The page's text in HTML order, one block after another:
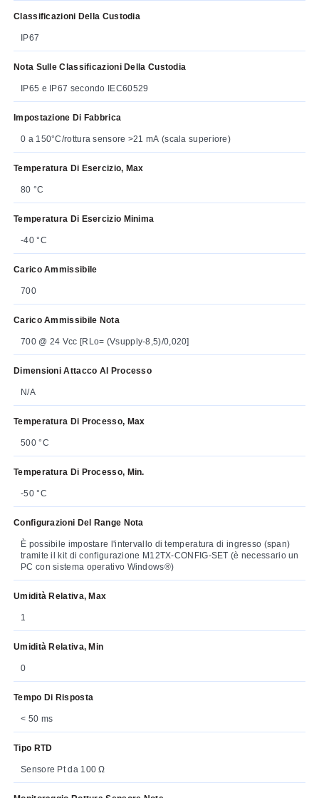
Classificazioni Della Custodia
IP67
Nota Sulle Classificazioni Della Custodia
IP65 e IP67 secondo IEC60529
Impostazione Di Fabbrica
0 a 150°C/rottura sensore >21 mA (scala superiore)
Temperatura Di Esercizio, Max
80 °C
Temperatura Di Esercizio Minima
-40 °C
Carico Ammissibile
700
Carico Ammissibile Nota
700 @ 24 Vcc [RLo= (Vsupply-8,5)/0,020]
Dimensioni Attacco Al Processo
N/A
Temperatura Di Processo, Max
500 °C
Temperatura Di Processo, Min.
-50 °C
Configurazioni Del Range Nota
È possibile impostare l'intervallo di temperatura di ingresso (span)
tramite il kit di configurazione M12TX-CONFIG-SET (è necessario un
PC con sistema operativo Windows®)
Umidità Relativa, Max
1
Umidità Relativa, Min
0
Tempo Di Risposta
< 50 ms
Tipo RTD
Sensore Pt da 100 Ω